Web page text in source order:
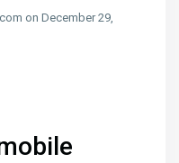
on December 29,